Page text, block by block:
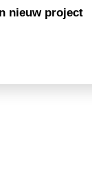
nieuw project